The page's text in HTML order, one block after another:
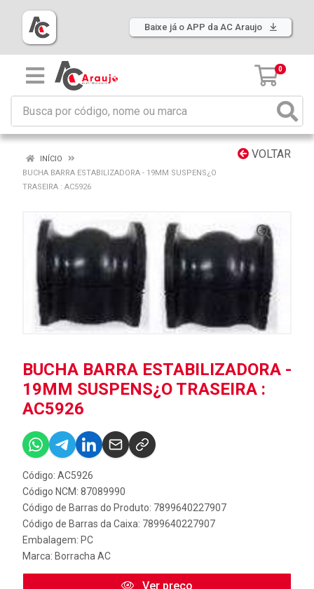
Baixe já o APP da AC Araujo
0
VOLTAR
INÍCIO
BUCHA BARRA ESTABILIZADORA - 19MM SUSPENS¿O
TRASEIRA : AC5926
BUCHA BARRA ESTABILIZADORA -
19MM SUSPENS¿O TRASEIRA :
AC5926
Código: AC5926
Código NCM: 87089990
Código de Barras do Produto: 7899640227907
Código de Barras da Caixa: 7899640227907
Embalagem: PC
Marca: Borracha AC
Ver preço